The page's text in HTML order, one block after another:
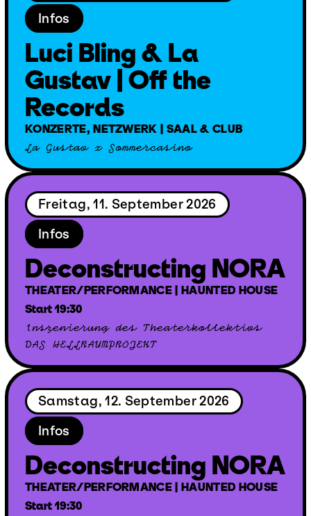
Infos
Luci Bling & La
Gustav | Off the
Records
KONZERTE, NETZWERK | SAAL & CLUB
La Gustav x Sommercasino
Freitag, 11. September 2026
Infos
Deconstructing NORA
THEATER/PERFORMANCE | HAUNTED HOUSE
Start 19:30
Inszenierung des Theaterkollektivs
DAS HELLRAUMPROJEKT
Samstag, 12. September 2026
Infos
Deconstructing NORA
THEATER/PERFORMANCE | HAUNTED HOUSE
Start 19:30